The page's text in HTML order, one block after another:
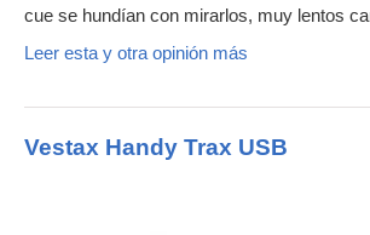
cue se hundían con mirarlos, muy lentos
Leer esta y otra opinión más
Vestax Handy Trax USB